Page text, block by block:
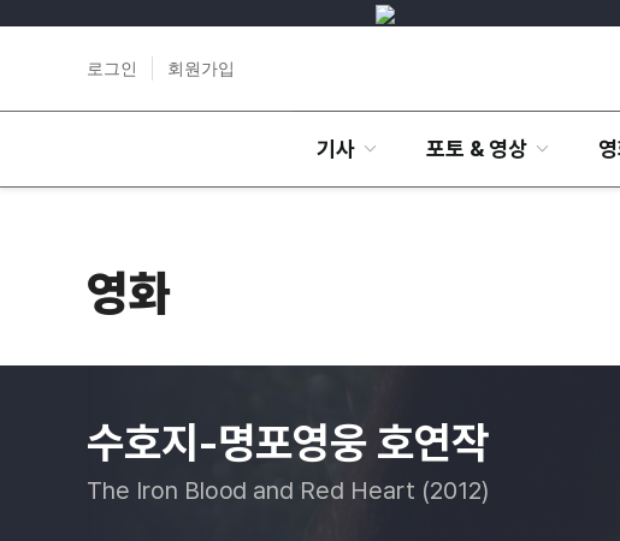
로그인 회원가입
기사 포토 & 영상
영화
수호지-명포영웅 호연작
The Iron Blood and Red Heart (2012)